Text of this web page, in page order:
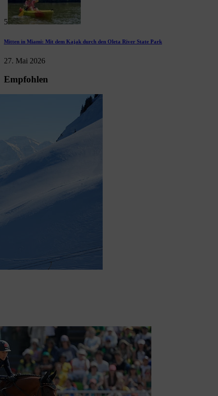
5
Mitten in Miami: Mit dem Kajak durch den Oleta River State Park
27. Mai 2026
Empfohlen